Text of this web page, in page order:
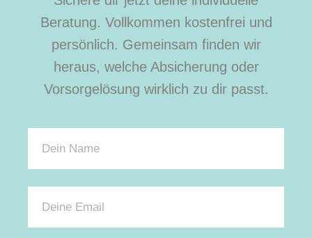
Beratung. Vollkommen kostenfrei und
persönlich. Gemeinsam finden wir
heraus, welche Absicherung oder
Vorsorgelösung wirklich zu dir passt.